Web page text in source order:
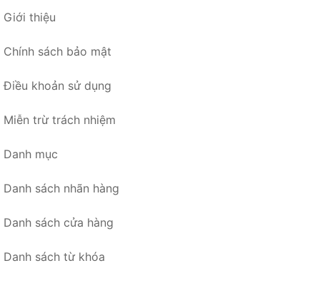
Giới thiệu
Chính sách bảo mật
Điều khoản sử dụng
Miễn trừ trách nhiệm
Danh mục
Danh sách nhãn hàng
Danh sách cửa hàng
Danh sách từ khóa